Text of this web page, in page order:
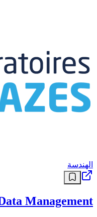
الهندسة
Management